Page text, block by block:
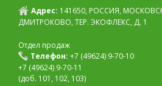
Адрес: 141650, РОССИЯ,
ДМИТРОКОВО, ТЕР. ЭКОФЛЕКС, Д. 1
Отдел продаж
Телефон: +7 (49624) 9-70-10
+7 (49624) 9-70-11
(доб. 101, 102, 103)